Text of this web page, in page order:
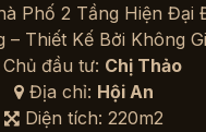
3,800,000 ₫.là:
Phố 2 Tầng Hiện Đại
– Thiết Kế Bởi Không
đầu tư: Chị Thảo
Địa chỉ: Hội An
Diện tích: 220m2